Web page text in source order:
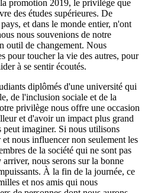
promotion 2019, le privilège que
des études supérieures. De
et dans le monde entier, n'ont
nous souvenions de notre
outil de changement. Nous
pour toucher la vie des autres, pour
à se sentir écoutés.
diplômés d'une université qui
de l'inclusion sociale et de la
privilège nous offre une occasion
et d'avoir un impact plus grand
peut imaginer. Si nous utilisons
nous influencer non seulement les
de la société qui ne sont pas
nous serons sur la bonne
À la fin de la journée, ce
et nos amis qui nous